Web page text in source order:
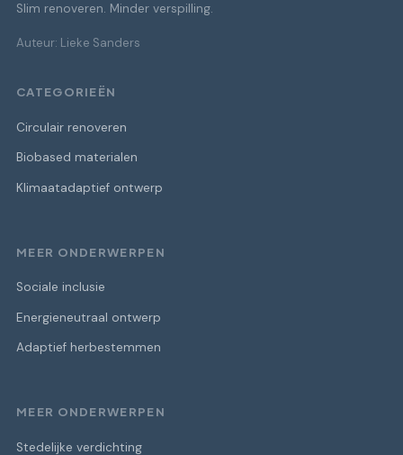
Slim renoveren. Minder verspilling.
Auteur: Lieke Sanders
CATEGORIEËN
Circulair renoveren
Biobased materialen
Klimaatadaptief ontwerp
MEER ONDERWERPEN
Sociale inclusie
Energieneutraal ontwerp
Adaptief herbestemmen
MEER ONDERWERPEN
Stedelijke verdichting